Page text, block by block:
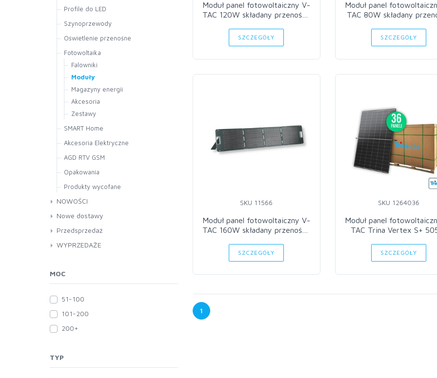
Moduł panel fotowoltaiczny V-
TAC 120W składany przenośny
SZCZEGÓŁY
Moduł panel
TAC 80W składany
SZCZEGÓŁY
SKU 11566
Moduł panel fotowoltaiczny V-
TAC 160W składany przenośny
SZCZEGÓŁY
SKU 1264036
Moduł panel
TAC Trina Vertex S+
1961x1134x30mm
36szt) TSM-NEG18R.28
SZCZEGÓŁY
1
Profile do LED
Szynoprzewody
Oświetlenie przenośne
Fotowoltaika
Falowniki
Moduły
Magazyny energii
Akcesoria
Zestawy
SMART Home
Akcesoria Elektryczne
AGD RTV GSM
Opakowania
Produkty wycofane
NOWOŚCI
Nowe dostawy
Przedsprzedaż
WYPRZEDAŻE
MOC
51-100
101-200
200+
TYP